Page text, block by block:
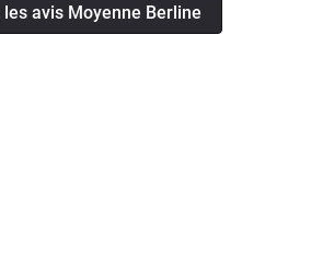
avis Moyenne Berline